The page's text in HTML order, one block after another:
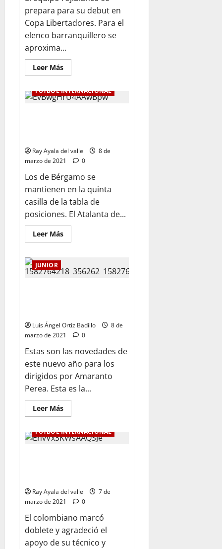
prepara para su debut en
Copa Libertadores. Para el
elenco barranquillero se
aproxima...
Leer Más
FÚTBOL INTERNACIONAL
Ray Ayala del valle
8 de
marzo de 2021
0
Los de Bérgamo se
mantienen en la quinta
casilla de la tabla de
posiciones. El Atalanta de...
Leer Más
JUNIOR
Luis Ángel Ortiz Badillo
8 de
marzo de 2021
0
Estas son las novedades de
este nuevo año para los
dirigidos por Amaranto
Perea. Esta es la...
Leer Más
FÚTBOL INTERNACIONAL
Ray Ayala del valle
7 de
marzo de 2021
0
El colombiano marcó
doblete y agradeció el
apoyo de su técnico y